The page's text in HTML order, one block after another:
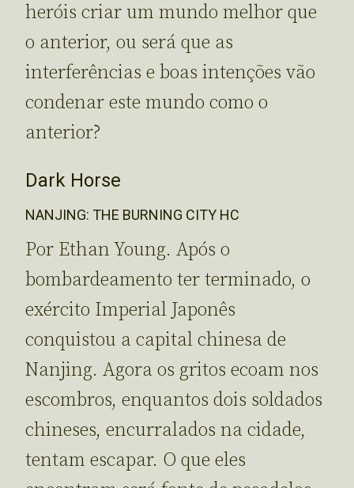
heróis criar um mundo melhor que
o anterior, ou será que as
interferências e boas intenções vão
condenar este mundo como o
anterior?
Dark Horse
NANJING: THE BURNING CITY HC
Por Ethan Young. Após o
bombardeamento ter terminado, o
exército Imperial Japonês
conquistou a capital chinesa de
Nanjing. Agora os gritos ecoam nos
escombros, enquantos dois soldados
chineses, encurralados na cidade,
tentam escapar. O que eles